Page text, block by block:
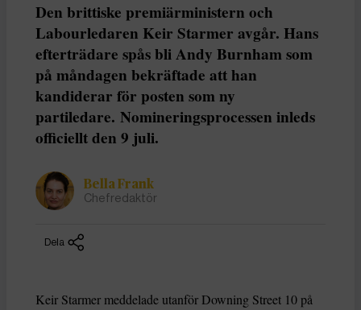
Den brittiske premiärministern och
Labourledaren Keir Starmer avgår. Hans
efterträdare spås bli Andy Burnham som
på måndagen bekräftade att han
kandiderar för posten som ny
partiledare. Nomineringsprocessen inleds
officiellt den 9 juli.
Bella Frank
Chefredaktör
Dela
Keir Starmer meddelade utanför Downing Street 10 på